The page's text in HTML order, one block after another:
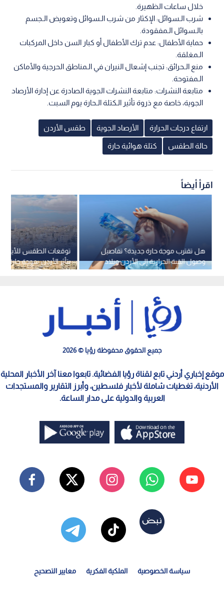
خلال ساعات الظهيرة.
شرب الـسوائل: الإكثار من شرب الـسوائل وتعويض الـجسم
بالـسوائل الـمفقودة.
حماية الأطفال: عدم ترك الأطفال أو كبار السن داخل المركبات
الـمغلقة.
منع الـحرائق: تجنب إشعال النيران في الـمناطق الحرجية والأماكن
الـمفتوحة.
متابعة النشرات: متابعة النشرات الجوية الصادرة عن إدارة الأرصاد
الجوية، خاصة مع ذروة تأثير الـكتلة الـحارة يوم السبت.
ارتفاع درجات الحرارة الأرصاد الجوية طقس الأردن
حالة الطقس كتلة هوائية حارة
اقرأ أيضاً
توقعات الطقس للأيام
يتأثر الأردن بموجة حارة
الحالي؟
هل تقترب موجة حارة جديدة؟ تفاصيل
وصول القبة الحرارية إلى الأردن وبلاد
الشام
جميع الحقوق محفوظة رؤيا © 2026
موقع إخباري أردني تابع لقناة رؤيا الفضائية. تابعوا معنا آخر الأخبار المحلية
الأردنية، تغطيات شاملة لأخبار فلسطين، وأبرز التقارير والمستجدات
العربية والدولية على مدار الساعة.
سياسة الخصوصية الملكية الفكرية معايير التصحيح